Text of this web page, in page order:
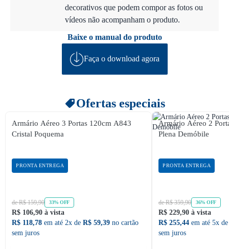
decorativos que podem compor as fotos ou
vídeos não acompanham o produto.
Baixe o manual do produto
Faça o download agora
Ofertas especiais
Armário Aéreo 3 Portas 120cm A843
Cristal Poquema
PRONTA ENTREGA
de R$ 159,90 33% OFF
R$ 106,90 à vista
R$ 118,78 em até 2x de R$ 59,39 no cartão
sem juros
Armário Aéreo 2
Plena Demóbile
PRONTA ENTREGA
de R$ 359,90 36% OFF
R$ 229,90 à vista
R$ 255,44 em até 5x
sem juros